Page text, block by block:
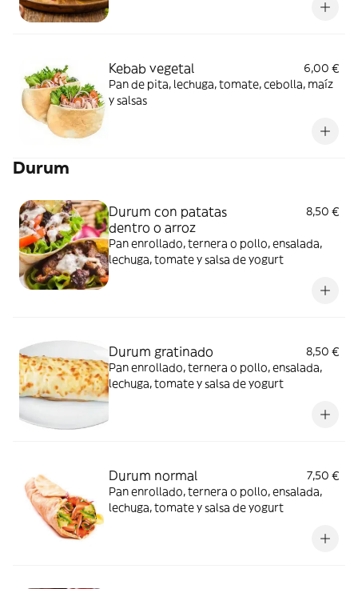
Kebab vegetal
6,00 €
Pan de pita, lechuga, tomate, cebolla, maíz
y salsas
Durum
Durum con patatas
dentro o arroz
8,50 €
Pan enrollado, ternera o pollo, ensalada,
lechuga, tomate y salsa de yogurt
Durum gratinado
8,50 €
Pan enrollado, ternera o pollo, ensalada,
lechuga, tomate y salsa de yogurt
Durum normal
7,50 €
Pan enrollado, ternera o pollo, ensalada,
lechuga, tomate y salsa de yogurt